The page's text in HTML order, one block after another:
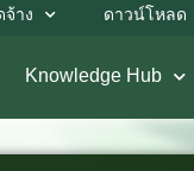
าง ดาวน์โหลด
Knowledge Hub